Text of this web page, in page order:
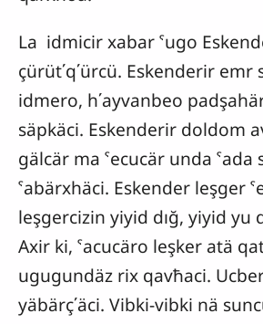
La idmicir xabar ˁugo
çürüt΄q΄ürcü. Eskenderir emr
idmero, h΄ayvanbeo padşahär
säpkäci. Eskenderir doldom
gälcär ma ˁecucär unda ˁada
ˁabärxhäci. Eskender leşger
leşgercizin yiyid dığ, yiyid yu
Axir ki, ˁacucäro leşker atä
ugugundäz rix qavħaci.
yäbärç΄äci. Vibki-vibki nä